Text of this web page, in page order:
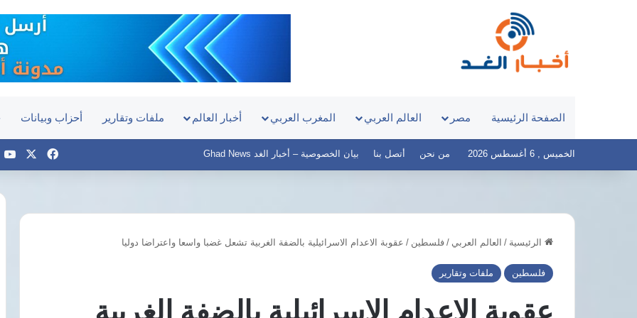
الصفحة الرئيسية مصر العالم العربي المغرب العربي أخبار العالم ملفات وتقارير أحزاب وبيانات
الخميس , 6 أغسطس 2026 من نحن أتصل بنا بيان الخصوصية – أخبار الغد Ghad News فيسبوك
الرئيسية / العالم العربي / فلسطين / عقوبة الاعدام الاسرائيلية بالضفة الغربية تشعل غضبا واسعا واعتراضا دوليا
فلسطين ملفات وتقارير
الحكومة
بكشف
صفة